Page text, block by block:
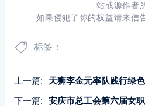
站或源作者
如果侵犯了你的权益请来信
标签：
上一篇:
天狮李金元率队践行绿色使命
下一篇:
安庆市总工会第六届女职工委员